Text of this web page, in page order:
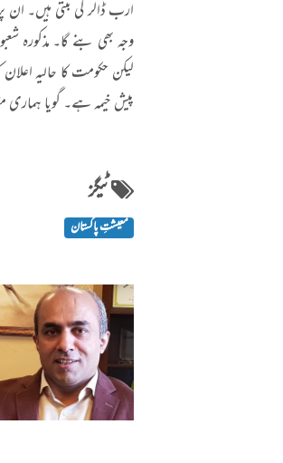
ارب ڈالر کی بنتی ہیں۔ ان
وجہ بھی بنے گا۔ مذکورہ
پیش خیمہ ہے۔ گویا
ٹیگز
معیشتِ پاکستان